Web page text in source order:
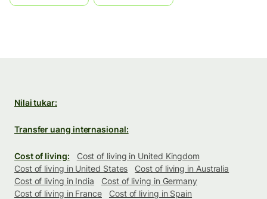
Nilai tukar:
Transfer uang internasional:
Cost of living:
Cost of living in United Kingdom
Cost of living in United States
Cost of living in Australia
Cost of living in India
Cost of living in Germany
Cost of living in France
Cost of living in Spain